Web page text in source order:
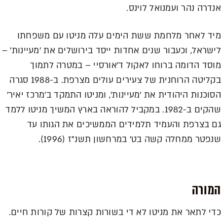
אנדרה נהר ועמנואל לוינס.
מיד לאחר מלחמת ששת הימים עלה מניטו עם משפחתו
לישראל, וכעבור שנים אחדות ייסד בירושלים את 'מעיינות' –
מוסד הדומה ברוחו לאקול ד'אורסיי – במטרה לתמוך
בקליטה הרוחנית של צעירים עולים מצרפת. ב-1988 סגרה
הסוכנות היהודית את 'מעיינות', ומניטו התמקד ב'מרכז יאיר'
שהקים ב-1982. במקביל להוראה בארץ המשיך מניטו ללמד
גם בצרפת והעמיד תלמידים הממשיכים את הגותו עד
שנפטר ממחלה קשה בט' במרחשון תשנ"ז (1996).
המורה
כדי לתאר את מניטו לא די בשורות קצרות של קורות חיים.